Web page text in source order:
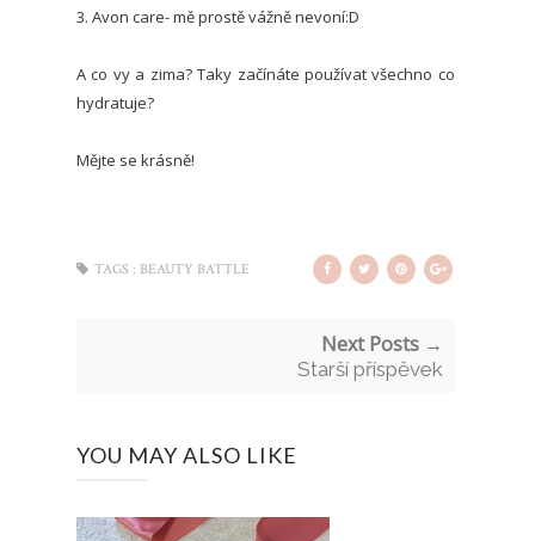
3. Avon care- mě prostě vážně nevoní:D
A co vy a zima? Taky začínáte používat všechno co
hydratuje?
Mějte se krásně!
TAGS : BEAUTY BATTLE
Next Posts →
Starší příspěvek
YOU MAY ALSO LIKE